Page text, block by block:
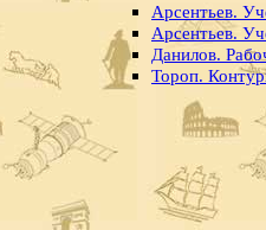
Арсентьев.
Арсентьев.
Данилов.
Тороп.